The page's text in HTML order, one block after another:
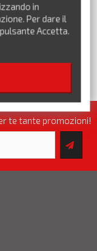
te tante promozioni!
in
Per dare il
Accetta.